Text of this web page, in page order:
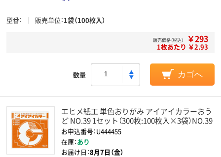
型番 販売単位 1袋（100枚入）
販売価格（税込） ￥293
1枚あたり ￥2.93
数量 カゴへ
エヒメ紙工 単色おりがみ アイアイカラーおう
ど NO.39 1セット（300枚:100枚入×3袋）NO.39
お申込番号：U444455
在庫：あり
お届け日：8月7日（金）